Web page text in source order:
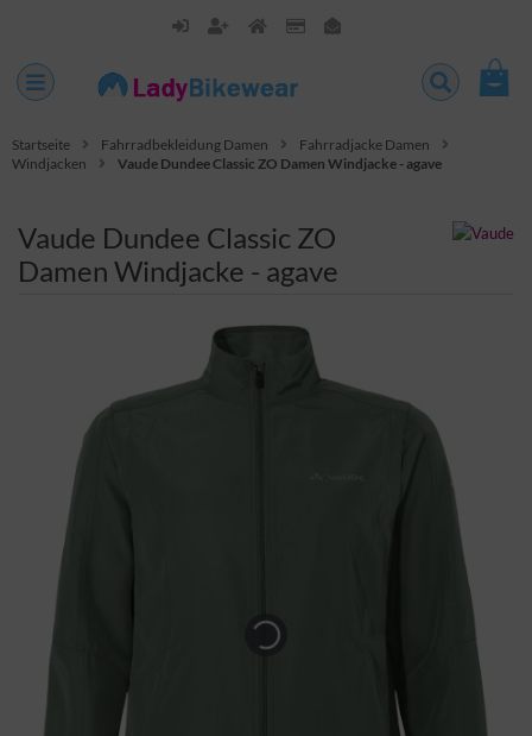
Startseite Fahrradbekleidung Damen
Fahrradjacke Damen
Windjacken
Vaude Dundee Classic ZO Damen Windjacke - agave
Vaude Dundee Classic ZO
Damen Windjacke - agave